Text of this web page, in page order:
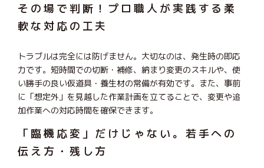
その場で判断！プロ職人が実践する柔
軟な対応の工夫
トラブルは完全には防げません。大切なのは、発生時の即応
力です。短時間での切断・補修、納まり変更のスキルや、使
い勝手の良い仮道具・養生材の常備が有効です。また、事前
に「想定外」を見越した作業計画を立てることで、変更や追
加作業への対応時間を確保できます。
「臨機応変」だけじゃない。若手への
伝え方・残し方